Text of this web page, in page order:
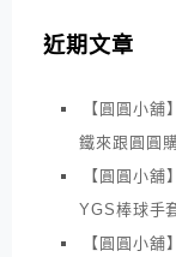
近期文章
【圓圓小
鐵來跟圓圓
【圓圓小
YGS棒球手
【圓圓小